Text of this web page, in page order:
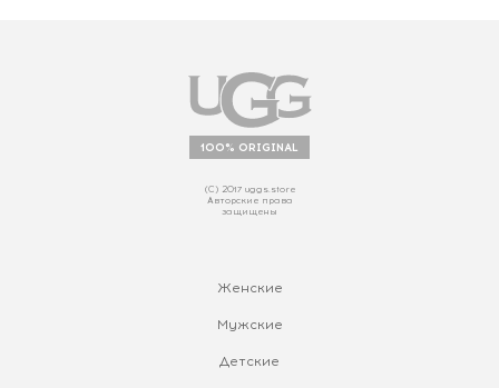
100% ORIGINAL
(С) 2017 uggs.store
Авторские права
защищены
Женские
Мужские
Детские